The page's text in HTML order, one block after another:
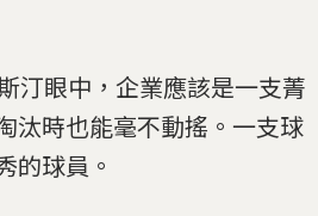
汀眼中，企業應該是一支菁
汰時也能毫不動搖。一支球
的球員。